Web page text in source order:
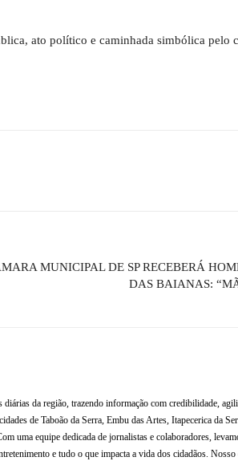
ato político e caminhada simbólica pelo
MUNICIPAL DE SP RECEBERÁ
DAS BAIANAS:
da região, trazendo informação com credibilidade,
de Taboão da Serra, Embu das Artes, Itapecerica da
uma equipe dedicada de jornalistas e colaboradores,
e tudo o que impacta a vida dos cidadãos.